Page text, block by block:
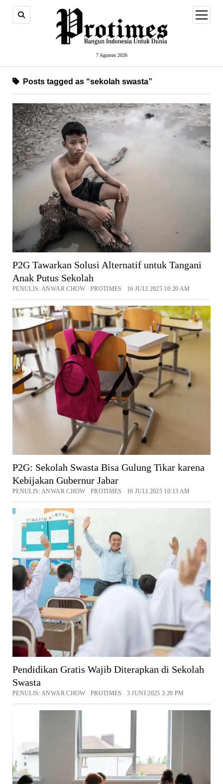
7 Agustus 2026
open
menu
Posts tagged as “sekolah swasta”
P2G Tawarkan Solusi Alternatif untuk Tangani
Anak Putus Sekolah
PENULIS: ANWAR CHOW PROTIMES 16 JULI 2025 10:20 AM
P2G: Sekolah Swasta Bisa Gulung Tikar karena
Kebijakan Gubernur Jabar
PENULIS: ANWAR CHOW PROTIMES 16 JULI 2025 10:13 AM
Pendidikan Gratis Wajib Diterapkan di Sekolah
Swasta
PENULIS: ANWAR CHOW PROTIMES 3 JUNI 2025 3:20 PM